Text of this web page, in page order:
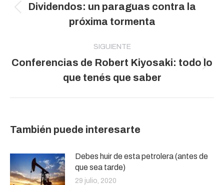
publicaciones Publicación
anterior:
Dividendos: un paraguas contra la
próxima tormenta
SIGUIENTE
Publicación
siguiente:
Conferencias de Robert Kiyosaki: todo lo
que tenés que saber
También puede interesarte
Debes huir de esta petrolera (antes de
que sea tarde)
29 julio, 2020